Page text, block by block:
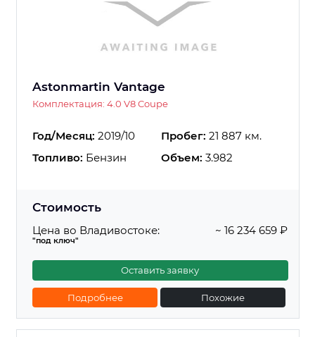
Astonmartin Vantage
Комплектация: 4.0 V8 Coupe
Год/Месяц: 2019/10 Пробег: 21 887 км.
Топливо: Бензин Объем: 3.982
Стоимость
Цена во Владивостоке:
"под ключ"
~ 16 234 659 ₽
Оставить заявку
Подробнее Похожие